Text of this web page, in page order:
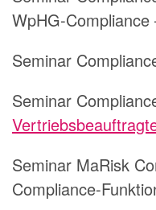
WpHG-
Seminar
Seminar
Seminar MaRisk
Compliance-